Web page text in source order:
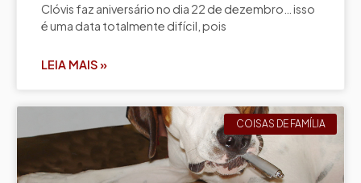
Clóvis faz aniversário no dia 22 de dezembro… isso
é uma data totalmente difícil, pois
LEIA MAIS »
COISAS DE FAMÍLIA